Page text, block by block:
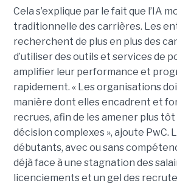
Cela s’explique par le fait que l’IA
traditionnelle des carrières. Les
recherchent de plus en plus des
d’utiliser des outils et services de
amplifier leur performance et
rapidement. « Les organisations
manière dont elles encadrent et
recrues, afin de les amener plus tôt
décision complexes », ajoute PwC.
débutants, avec ou sans
déjà face à une stagnation des
licenciements et un gel des